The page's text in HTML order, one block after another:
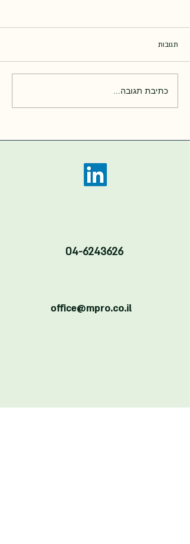
תמונות כנס האנרגיה בקיבוצים
2025
תגובות
כתיבת תגובה...
04-6243626
office@mpro.co.il